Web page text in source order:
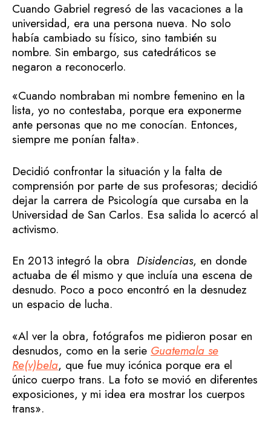
Cuando Gabriel regresó de las vacaciones a la
universidad, era una persona nueva. No solo
había cambiado su físico, sino también su
nombre. Sin embargo, sus catedráticos se
negaron a reconocerlo.
«Cuando nombraban mi nombre femenino en la
lista, yo no contestaba, porque era exponerme
ante personas que no me conocían. Entonces,
siempre me ponían falta».
Decidió confrontar la situación y la falta de
comprensión por parte de sus profesoras; decidió
dejar la carrera de Psicología que cursaba en la
Universidad de San Carlos. Esa salida lo acercó al
activismo.
En 2013 integró la obra Disidencias, en donde
actuaba de él mismo y que incluía una escena de
desnudo. Poco a poco encontró en la desnudez
un espacio de lucha.
«Al ver la obra, fotógrafos me pidieron posar en
desnudos, como en la serie Guatemala se
Re(v)bela, que fue muy icónica porque era el
único cuerpo trans. La foto se movió en diferentes
exposiciones, y mi idea era mostrar los cuerpos
trans».